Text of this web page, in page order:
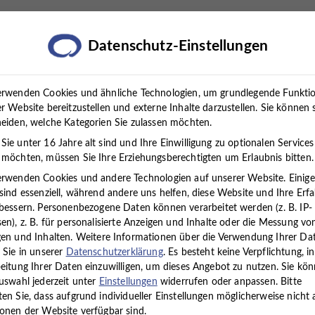
Standorte
im Kinder-
Ergotherapie mit Kindern und Jugendlichensetzt dort an,
Datenschutz-Einstellungen
Cookies und ähnliche Technologien, um grundlegende
Website bereitzustellen und externe Inhalte darzustellen. Sie können
welche Kategorien Sie zulassen möchten.
unter 16 Jahre alt sind und Ihre Einwilligung zu optionalen Services
möchten, müssen Sie Ihre Erziehungsberechtigten um Erlaubnis bitten.
Cookies und andere Technologien auf unserer Website.
essenziell, während andere uns helfen, diese Website und Ihre
Personenbezogene Daten können verarbeitet werden (z. B. IP-
z. B. für personalisierte Anzeigen und Inhalte oder die Messung
und Inhalten. Weitere Informationen über die Verwendung Ihrer
in unserer Datenschutzerklärung. Es besteht keine Verpflichtung,
Ihrer Daten einzuwilligen, um dieses Angebot zu nutzen. Sie
jederzeit unter Einstellungen widerrufen oder anpassen. Bitte
Sie, dass aufgrund individueller Einstellungen möglicherweise nicht
der Website verfügbar sind.